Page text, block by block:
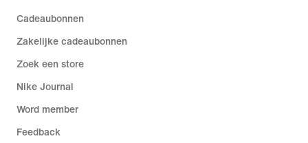
Cadeaubonnen
Zakelijke cadeaubonnen
Zoek een store
Nike Journal
Word member
Feedback